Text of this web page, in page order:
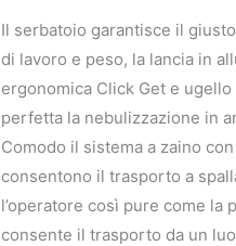
Il serbatoio garantisce il
di lavoro e peso, la lancia in
ergonomica Click Get e
perfetta la nebulizzazione in
Comodo il sistema a zaino
consentono il trasporto a
l’operatore così pure come la
consente il trasporto da un